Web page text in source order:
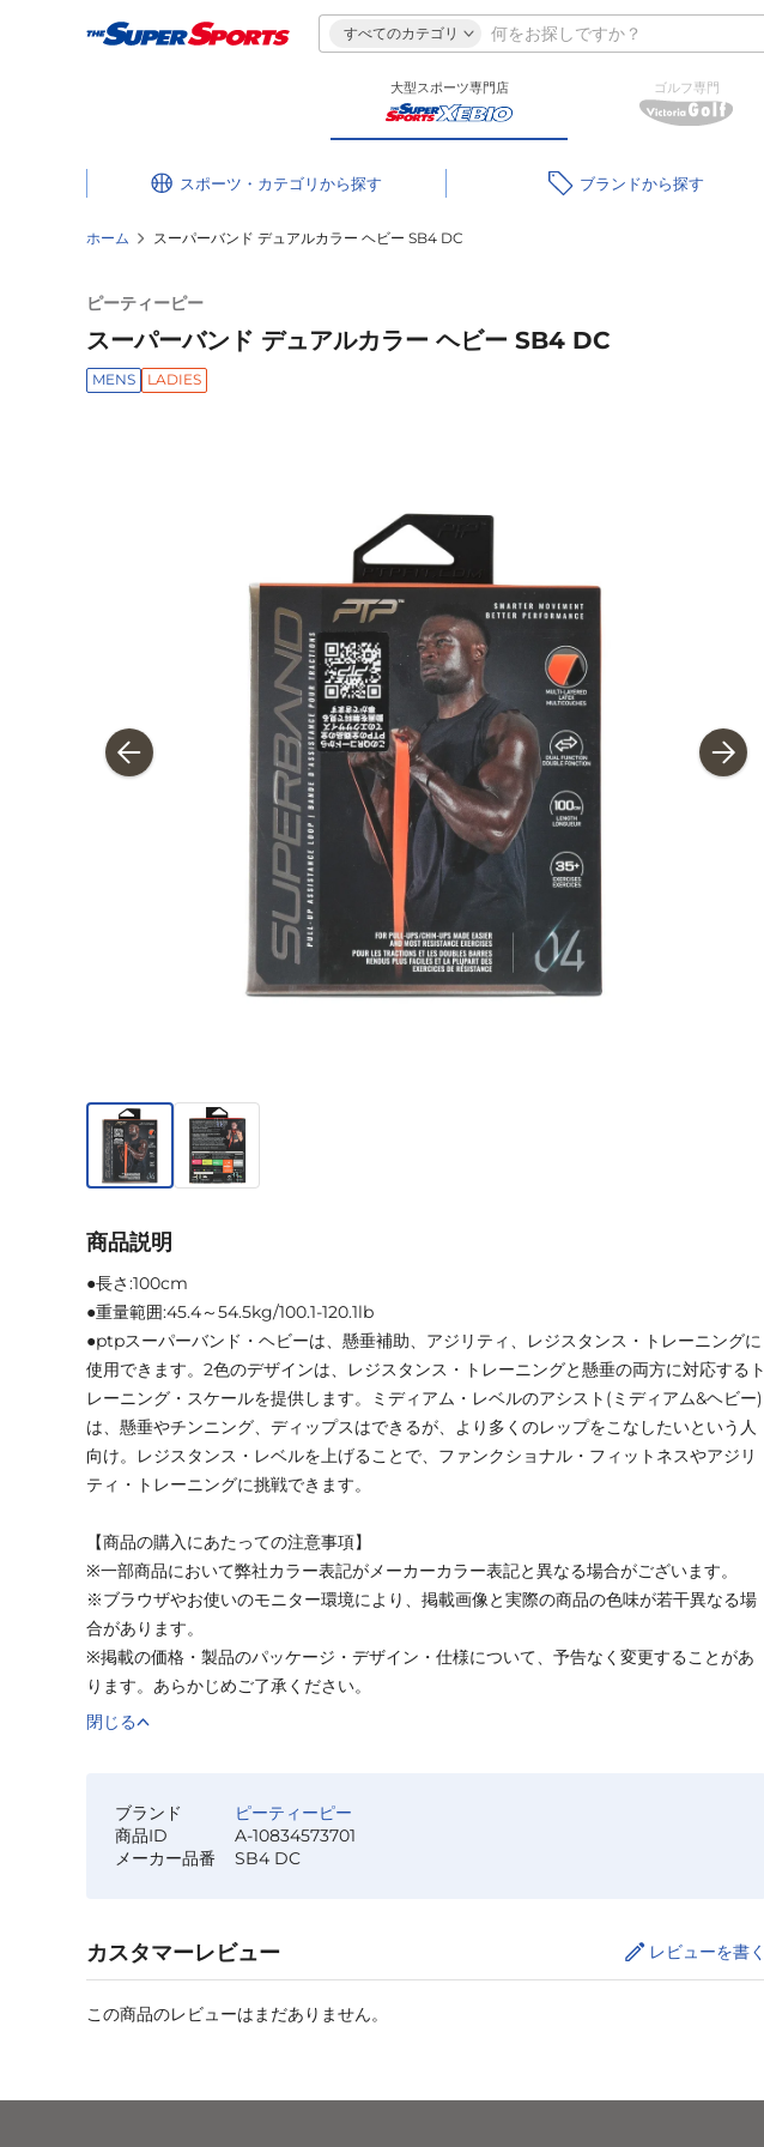
すべてのカテゴリ
大型スポーツ専門店 ゴルフ専門
スポーツ・カテゴリ ブランド
ホーム スーパーバンド デュアルカラー ヘビー SB4 DC
ピーティーピー
スーパーバンド デュアルカラー ヘビー SB4 DC
MENS LADIES
商品説明
●長さ:100cm
●重量範囲:45.4～54.5kg/100.1-120.1lb
●ptpスーパーバンド・ヘビーは、懸垂補助、アジリティ、レジスタンス・トレーニングに
使用できます。2色のデザインは、レジスタンス・トレーニングと懸垂の両方に対応するト
レーニング・スケールを提供します。ミディアム・レベルのアシスト(ミディアム&ヘビー)
は、懸垂やチンニング、ディップスはできるが、より多くのレップをこなしたいという人
向け。レジスタンス・レベルを上げることで、ファンクショナル・フィットネスやアジリ
ティ・トレーニングに挑戦できます。
【商品の購入にあたっての注意事項】
※一部商品において弊社カラー表記がメーカーカラー表記と異なる場合がございます。
※ブラウザやお使いのモニター環境により、掲載画像と実際の商品の色味が若干異なる場
合があります。
※掲載の価格・製品のパッケージ・デザイン・仕様について、予告なく変更することがあ
ります。あらかじめご了承ください。
閉じる
ブランド
ピーティーピー
商品ID
A-10834573701
メーカー品番
SB4 DC
カスタマーレビュー レビューを書く
この商品のレビューはまだありません。